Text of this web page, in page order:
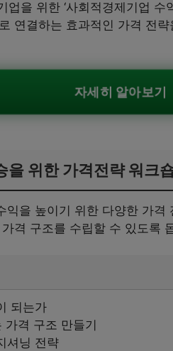
을 위한 ‘사회적경제기업 수
연결하는 효과적인 가격 전
자세히 알아보기
을 위한 가격전략 워크
익을 높이기 위한 다양한 가
격 구조를 수립할 수 있도록
되는가
가격 구조 만들기
셔닝 전략